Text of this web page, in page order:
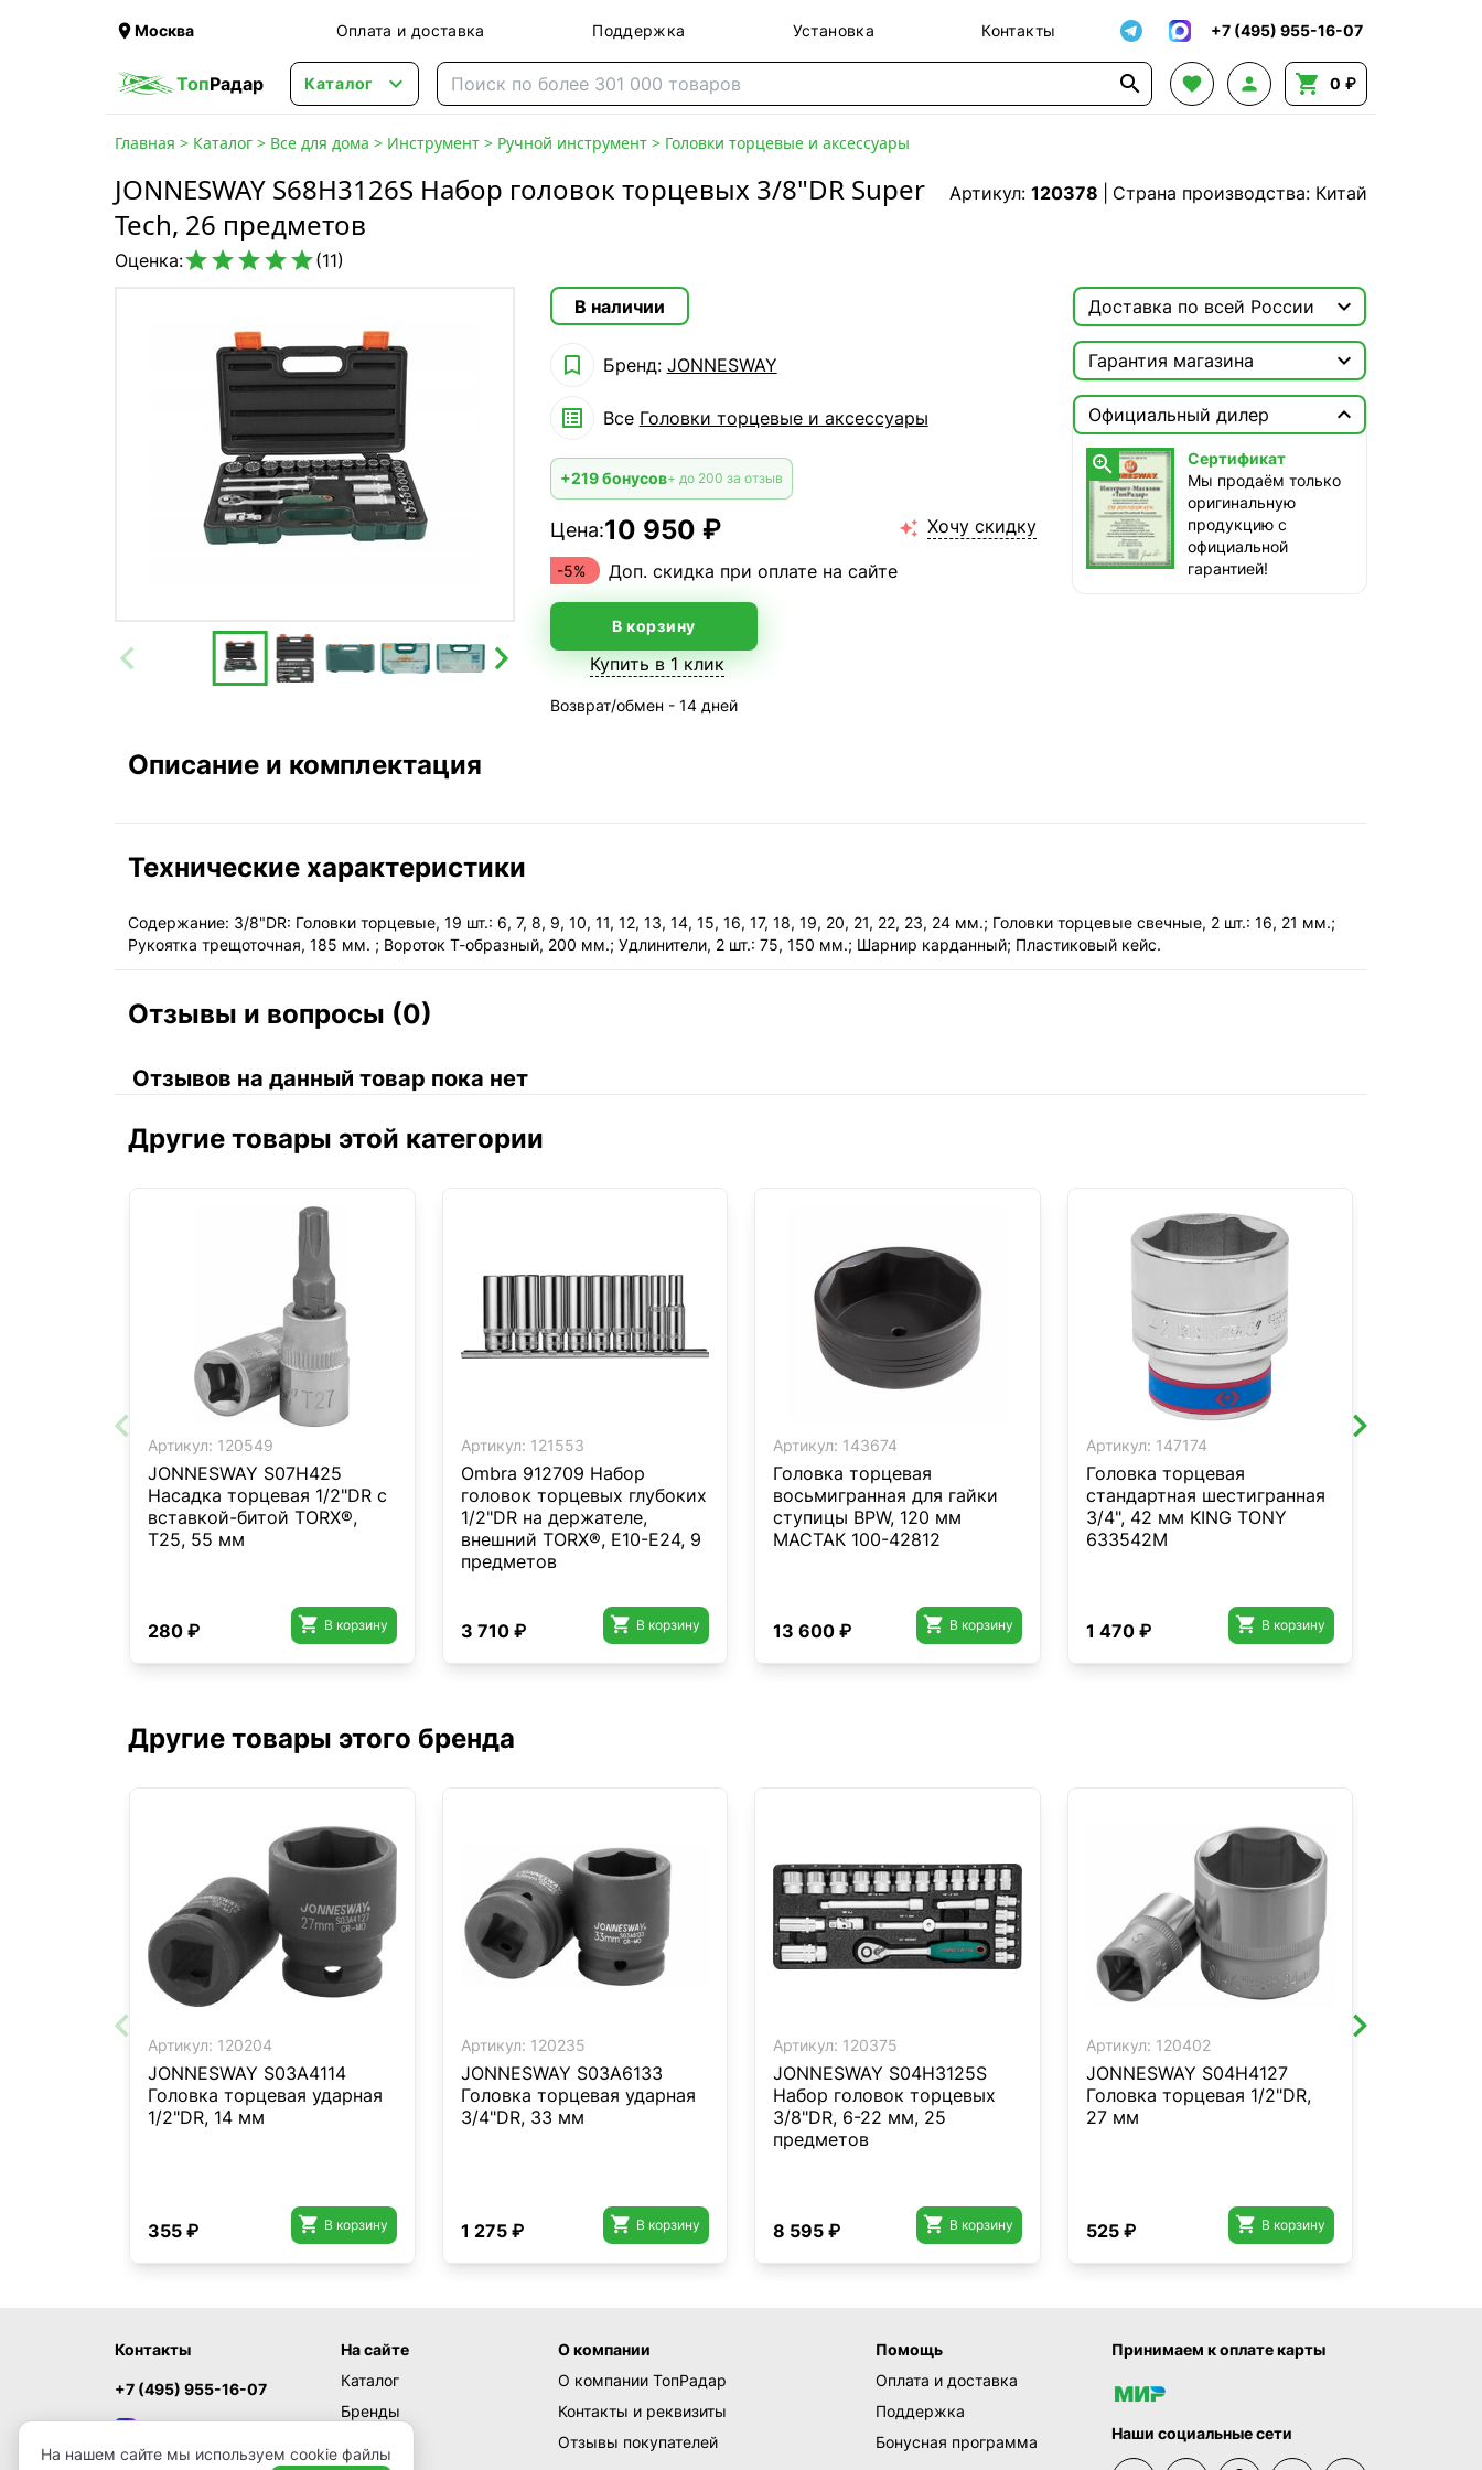
Москва Оплата и доставка Поддержка Установка Контакты +7 (495) 955-16-07
ТопРадар Каталог      0 ₽
Главная > Каталог > Все для дома > Инструмент > Ручной инструмент > Головки торцевые и аксессуары
JONNESWAY S68H3126S Набор головок торцевых 3/8"DR Super
Tech, 26 предметов
Артикул: 120378 Страна производства: Китай
Оценка:(11)
В наличии
 Бренд: JONNESWAY
 Все Головки торцевые и аксессуары
+219 бонусов+ до 200 за отзыв
Цена:10 950 ₽  Хочу скидку
-5% Доп. скидка при оплате на сайте
В корзину
Купить в 1 клик
Возврат/обмен - 14 дней
Доставка по всей России 

сегодня, бесплатно
ТопРадар — Самовывоз
сегодня, бесплатно
наб. Бережковская, д. 20, стр. 19
СДЭК — Пункты выдачи
1-3 дня, от 385 ₽
Гарантия магазина

Сертификат
Мы продаём только
оригинальную продукцию с
официальной гарантией!
Официальный дилер


Сертификат
Мы продаём только
оригинальную
продукцию с
официальной
гарантией!
Описание и комплектация
Технические характеристики
Содержание: 3/8"DR: Головки торцевые, 19 шт.: 6, 7, 8, 9, 10, 11, 12, 13, 14, 15, 16, 17, 18, 19, 20, 21, 22, 23, 24 мм.; Головки торцевые свечные, 2 шт.: 16, 21 мм.;
Рукоятка трещоточная, 185 мм. ; Вороток Т-образный, 200 мм.; Удлинители, 2 шт.: 75, 150 мм.; Шарнир карданный; Пластиковый кейс.
Отзывы и вопросы (0)
Отзывов на данный товар пока нет
Другие товары этой категории
Артикул: 120549
JONNESWAY S07H425
Насадка торцевая 1/2"DR с
вставкой-битой TORX®,
T25, 55 мм
280 ₽  В корзину
Артикул: 121553
Ombra 912709 Набор
головок торцевых глубоких
1/2"DR на держателе,
внешний TORX®, E10-E24, 9
предметов
3 710 ₽  В корзину
Артикул: 143674
Головка торцевая
восьмигранная для гайки
ступицы BPW, 120 мм
МАСТАК 100-42812
13 600 ₽  В корзину
Артикул: 147174
Головка торцевая
стандартная шестигранная
3/4", 42 мм KING TONY
633542M
1 470 ₽  В корзину
Другие товары этого бренда
Артикул: 120204
JONNESWAY S03A4114
Головка торцевая ударная
1/2"DR, 14 мм
355 ₽  В корзину
Артикул: 120235
JONNESWAY S03A6133
Головка торцевая ударная
3/4"DR, 33 мм
1 275 ₽  В корзину
Артикул: 120375
JONNESWAY S04H3125S
Набор головок торцевых
3/8"DR, 6-22 мм, 25
предметов
8 595 ₽  В корзину
Артикул: 120402
JONNESWAY S04H4127
Головка торцевая 1/2"DR,
27 мм
525 ₽  В корзину
Контакты
+7 (495) 955-16-07
На сайте
Каталог
Бренды
О компании
О компании ТопРадар
Контакты и реквизиты
Отзывы покупателей
Помощь
Оплата и доставка
Поддержка
Бонусная программа
Принимаем к оплате карты
Наши социальные сети
На нашем сайте мы используем cookie файлы